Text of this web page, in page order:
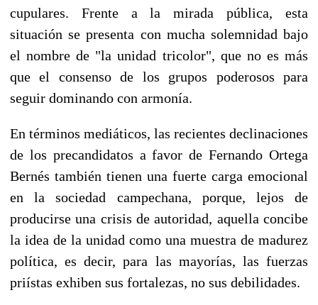
cupulares. Frente a la mirada pública, esta
situación se presenta con mucha solemnidad bajo
el nombre de "la unidad tricolor", que no es más
que el consenso de los grupos poderosos para
seguir dominando con armonía.
En términos mediáticos, las recientes declinaciones
de los precandidatos a favor de Fernando Ortega
Bernés también tienen una fuerte carga emocional
en la sociedad campechana, porque, lejos de
producirse una crisis de autoridad, aquella concibe
la idea de la unidad como una muestra de madurez
política, es decir, para las mayorías, las fuerzas
priístas exhiben sus fortalezas, no sus debilidades.